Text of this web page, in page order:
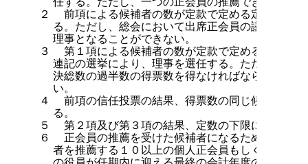
２  前項による候補者の数が定款で定める定数の範
る。ただし、総会において出席正会員の議決総数
  理事となることができない。
３  第１項による候補者の数が定款で定める定数の
連記の選挙により、理事を選任する。ただし、当
決総数の過半数の得票数を得なければならない。
  い。
４  前項の信任投票の結果、得票数の同じ候補者が
  る。
５  第２項及び第３項の結果、定数の下限に満たな
６  正会員の推薦を受けた候補者になるためには、
者を推薦する１０以上の個人正会員もしくは団体